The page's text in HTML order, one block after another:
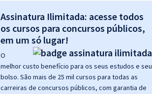
Assinatura Ilimitada: acesse todos
os cursos para concursos públicos,
em um só lugar!
O
melhor custo benefício para os seus estudos e seu
bolso. São mais de 25 mil cursos para todas as
carreiras de concursos públicos, com garantia de